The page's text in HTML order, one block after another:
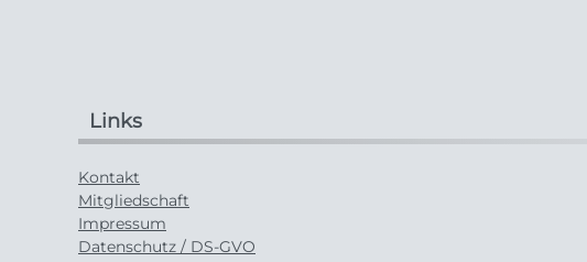
Links
Kontakt
Mitgliedschaft
Impressum
Datenschutz / DS-GVO